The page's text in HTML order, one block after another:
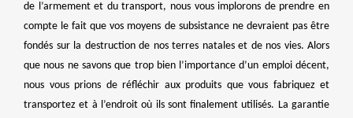
de l’armement et du transport, nous vous implorons de prendre en
compte le fait que vos moyens de subsistance ne devraient pas être
fondés sur la destruction de nos terres natales et de nos vies. Alors
que nous ne savons que trop bien l’importance d’un emploi décent,
nous vous prions de réfléchir aux produits que vous fabriquez et
transportez et à l’endroit où ils sont finalement utilisés. La garantie